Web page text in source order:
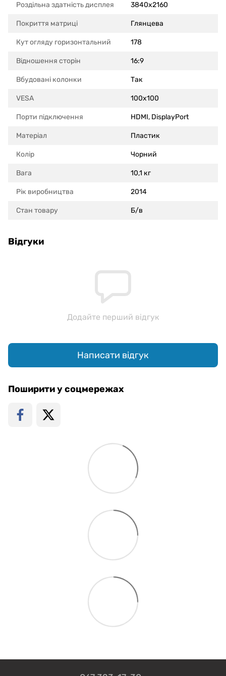
Роздільна здатність дисплея 3840x2160
Покриття матриці Глянцева
Кут огляду горизонтальний 178
Відношення сторін 16:9
Вбудовані колонки Так
VESA 100x100
Порти підключення HDMI, DisplayPort
Матеріал Пластик
Колір Чорний
Вага 10,1 кг
Рік виробництва 2014
Стан товару Б/в
Відгуки
Додайте перший відгук
Написати відгук
Поширити у соцмережах